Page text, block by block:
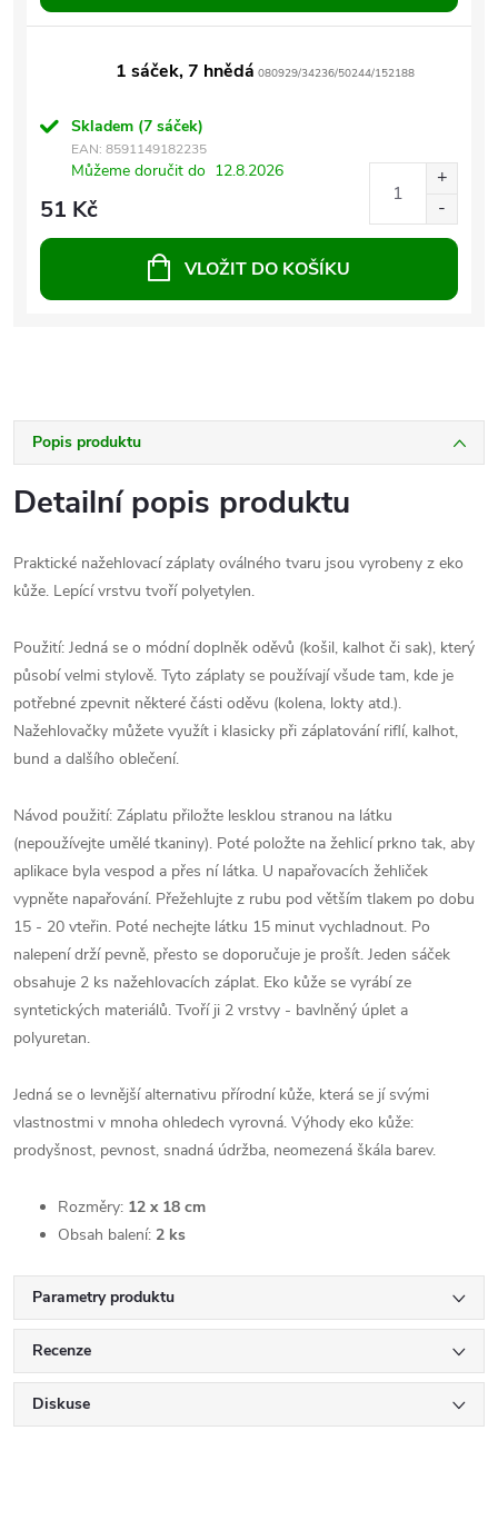
1 sáček, 7 hnědá 080929/34236/50244/152188
Skladem (7 sáček)
EAN: 8591149182235
Můžeme doručit do 12.8.2026
51 Kč
VLOŽIT DO KOŠÍKU
Popis produktu
Detailní popis produktu
Praktické nažehlovací záplaty oválného tvaru jsou vyrobeny z eko
kůže. Lepící vrstvu tvoří polyetylen.
Použití: Jedná se o módní doplněk oděvů (košil, kalhot či sak), který
působí velmi stylově. Tyto záplaty se používají všude tam, kde je
potřebné zpevnit některé části oděvu (kolena, lokty atd.).
Nažehlovačky můžete využít i klasicky při záplatování riflí, kalhot,
bund a dalšího oblečení.
Návod použití: Záplatu přiložte lesklou stranou na látku
(nepoužívejte umělé tkaniny). Poté položte na žehlicí prkno tak, aby
aplikace byla vespod a přes ní látka. U napařovacích žehliček
vypněte napařování. Přežehlujte z rubu pod větším tlakem po dobu
15 - 20 vteřin. Poté nechejte látku 15 minut vychladnout. Po
nalepení drží pevně, přesto se doporučuje je prošít. Jeden sáček
obsahuje 2 ks nažehlovacích záplat. Eko kůže se vyrábí ze
syntetických materiálů. Tvoří ji 2 vrstvy - bavlněný úplet a
polyuretan.
Jedná se o levnější alternativu přírodní kůže, která se jí svými
vlastnostmi v mnoha ohledech vyrovná. Výhody eko kůže:
prodyšnost, pevnost, snadná údržba, neomezená škála barev.
Rozměry: 12 x 18 cm
Obsah balení: 2 ks
Parametry produktu
Recenze
Diskuse